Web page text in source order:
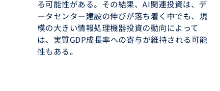
る可能性がある。その結果、AI関連投資は、デ
ータセンター建設の伸びが落ち着く中でも、規
模の大きい情報処理機器投資の動向によって
は、実質GDP成長率への寄与が維持される可能
性もある。